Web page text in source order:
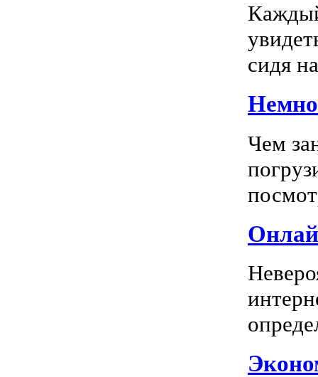
сидя
Чем